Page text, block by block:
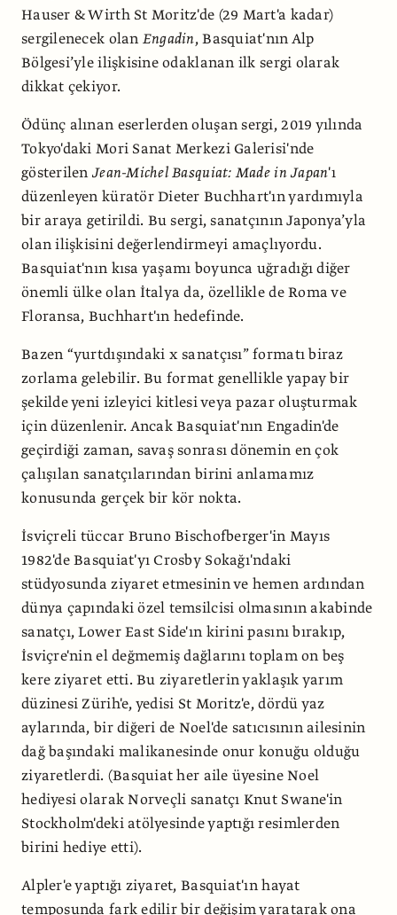
Hauser & Wirth St Moritz'de (29 Mart'a kadar)
sergilenecek olanEngadin, Basquiat'nın Alp
Bölgesi’yle ilişkisine odaklanan ilk sergi olarak
dikkat çekiyor.
Ödünç alınan eserlerden oluşan sergi, 2019 yılında
Tokyo'daki Mori Sanat Merkezi Galerisi'nde
gösterilenJean-Michel Basquiat: Made in Japan'ı
düzenleyen küratör Dieter Buchhart'ın yardımıyla
bir araya getirildi. Bu sergi, sanatçının Japonya’yla
olan ilişkisini değerlendirmeyi amaçlıyordu.
Basquiat'nın kısa yaşamı boyunca uğradığı diğer
önemli ülke olan İtalya da, özellikle de Roma ve
Floransa, Buchhart'ın hedefinde.
Bazen “yurtdışındaki x sanatçısı” formatı biraz
zorlama gelebilir. Bu format genellikle yapay bir
şekilde yeni izleyici kitlesi veya pazar oluşturmak
için düzenlenir. Ancak Basquiat'nın Engadin'de
geçirdiği zaman, savaş sonrası dönemin en çok
çalışılan sanatçılarından birini anlamamız
konusunda gerçek bir kör nokta.
İsviçreli tüccar Bruno Bischofberger'in Mayıs
1982'de Basquiat'yı Crosby Sokağı'ndaki
stüdyosunda ziyaret etmesinin ve hemen ardından
dünya çapındaki özel temsilcisi olmasının akabinde
sanatçı, Lower East Side'ın kirini pasını bırakıp,
İsviçre'nin el değmemiş dağlarını toplam on beş
kere ziyaret etti. Bu ziyaretlerin yaklaşık yarım
düzinesi Zürih'e, yedisi St Moritz'e, dördü yaz
aylarında, bir diğeri de Noel'de satıcısının ailesinin
dağ başındaki malikanesinde onur konuğu olduğu
ziyaretlerdi. (Basquiat her aile üyesine Noel
hediyesi olarak Norveçli sanatçı Knut Swane'in
Stockholm'deki atölyesinde yaptığı resimlerden
birini hediye etti).
Alpler'e yaptığı ziyaret, Basquiat'ın hayat
temposunda fark edilir bir değişim yaratarak ona